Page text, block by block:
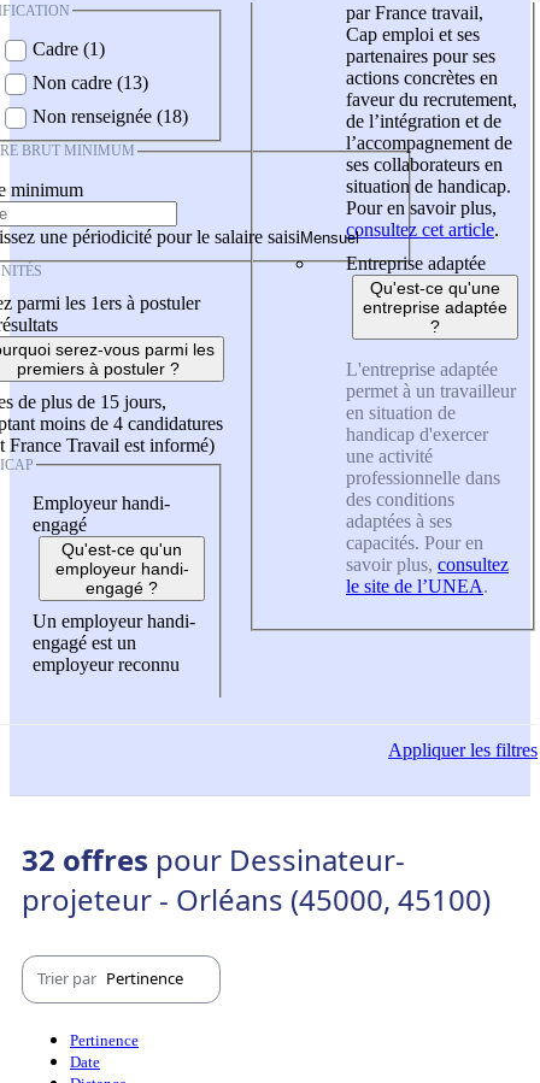
Cadre (1)
Non cadre (13)
Non renseignée (18)
BRUT MINIMUM
minimum
une périodicité pour le salaire saisi
parmi les 1ers à postuler
serez-vous parmi les
premiers à postuler ?
de plus de 15 jours,
moins de 4 candidatures
France Travail est informé)
Employeur handi-
engagé
Qu'est-ce qu'un
employeur handi-
engagé ?
Un employeur handi-
engagé est un
employeur reconnu
par France travail,
Cap emploi et ses
partenaires pour ses
actions concrètes en
faveur du recrutement,
de l’intégration et de
l’accompagnement de
ses collaborateurs en
situation de handicap.
Pour en savoir plus,
consultez cet article.
Entreprise adaptée
Qu'est-ce qu'une
entreprise adaptée
?
L'entreprise adaptée
permet à un travailleur
en situation de
handicap d'exercer
une activité
professionnelle dans
des conditions
adaptées à ses
capacités. Pour en
savoir plus, consultez
le site de l’UNEA.
Appliquerles filtres
32 offres pour Dessinateur-
projeteur - Orléans (45000, 45100)
Trier par Pertinence
Pertinence
Date